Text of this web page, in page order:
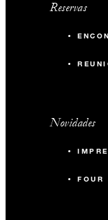
Reservas
Novidades
FOUR